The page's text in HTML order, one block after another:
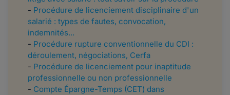
- Procédure de licenciement disciplinaire d'un
salarié : types de fautes, convocation,
indemnités...
- Procédure rupture conventionnelle du CDI :
déroulement, négociations, Cerfa
- Procédure de licenciement pour inaptitude
professionnelle ou non professionnelle
- Compte Épargne-Temps (CET) dans